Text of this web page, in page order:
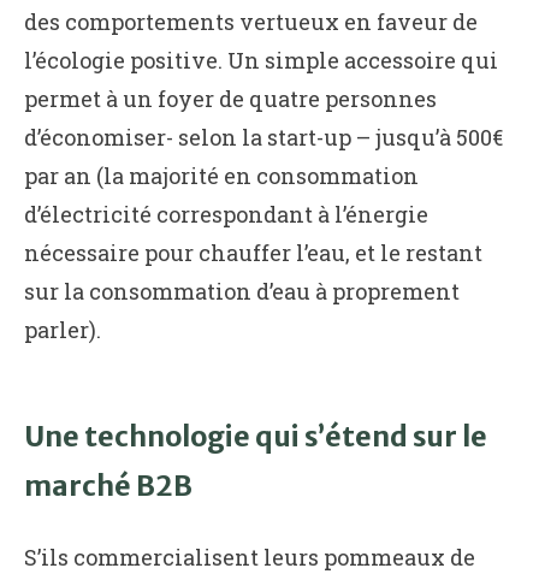
des comportements vertueux en faveur de
l’écologie positive. Un simple accessoire qui
permet à un foyer de quatre personnes
d’économiser- selon la start-up – jusqu’à 500€
par an (la majorité en consommation
d’électricité correspondant à l’énergie
nécessaire pour chauffer l’eau, et le restant
sur la consommation d’eau à proprement
parler).
Une technologie qui s’étend sur le
marché B2B
S’ils commercialisent leurs pommeaux de